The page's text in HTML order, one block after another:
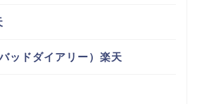
ッドダイアリー）楽天